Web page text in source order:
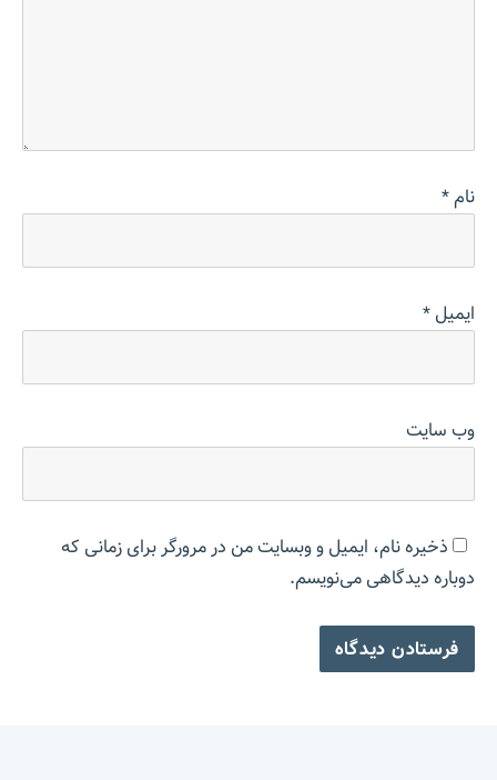
نام*
ایمیل*
وب‌ سایت
ذخیره نام، ایمیل و وبسایت من در مرورگر برای زمانی که
دوباره دیدگاهی می‌نویسم.